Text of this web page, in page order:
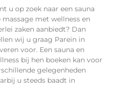
u op zoek naar een sauna
massage met wellness en
zaken aanbiedt? Dan
wij u graag Parein in
voor. Een sauna en
bij hen boeken kan voor
gelegenheden
u steeds baadt in